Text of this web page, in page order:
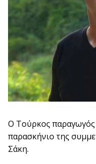
Ο Τούρκος
παρασκήνιο της
Σάκη.